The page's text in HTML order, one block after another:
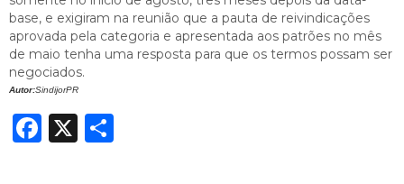
base, e exigiram na reunião que a pauta de reivindicações
aprovada pela categoria e apresentada aos patrões no mês
de maio tenha uma resposta para que os termos possam ser
negociados.
Autor:SindijorPR
Facebook
X